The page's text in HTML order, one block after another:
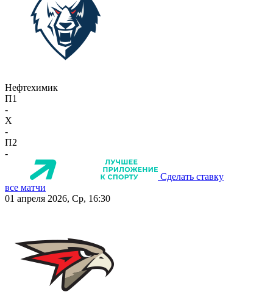
Нефтехимик
П1
-
X
-
П2
-
Сделать ставку
все матчи
01 апреля 2026, Ср, 16:30